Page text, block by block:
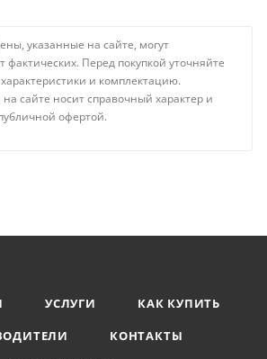
указанные на сайте, могут
фактических. Перед покупкой уточняйте
и комплектацию.
сайте носит справочный характер и
офертой.
УСЛУГИ
КАК КУПИТЬ
КОНТАКТЫ